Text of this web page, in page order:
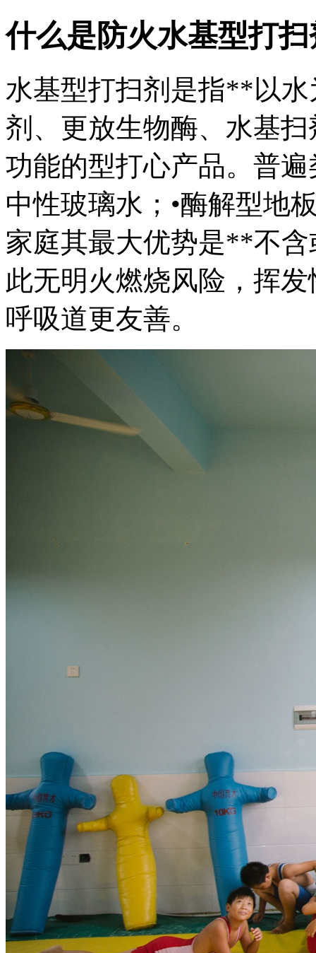
什么是防火水基型打
水基型打扫剂是指**以
剂、更放生物酶、水基
功能的型打心产品。普
中性玻璃水；•酶解型地
家庭其最大优势是**不
此无明火燃烧风险，挥
呼吸道更友善。